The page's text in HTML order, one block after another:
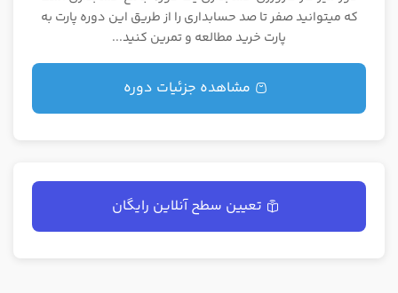
که میتوانید صفر تا صد حسابداری را از طریق این دوره پارت به
پارت خرید مطالعه و تمرین کنید...
مشاهده جزئیات دوره
تعیین سطح آنلاین رایگان